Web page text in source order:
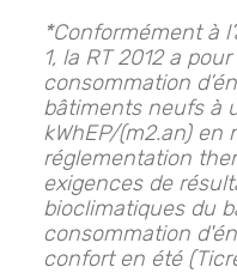
*Conformément à
1, la RT 2012 a
consommation
bâtiments neufs à
kWhEP/(m2.an) en
réglementation
exigences de
bioclimatiques du
consommation
confort en été